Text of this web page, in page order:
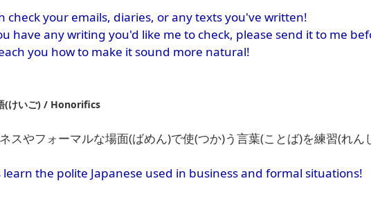
check your emails, diaries, or any texts you've written!
have any writing you'd like me to check, please send it to me
you how to make it sound more natural!
(けいご) / Honorifics
スやフォーマルな場面(ばめん)で使(つか)う言葉(ことば)を練習(れん
learn the polite Japanese used in business and formal situations!